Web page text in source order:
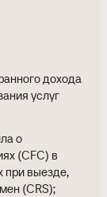
дохода
услуг
о
(CFC) в
при выезде,
(CRS);